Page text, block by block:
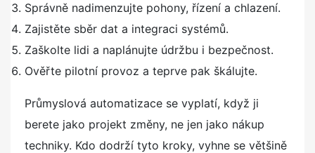
Správně nadimenzujte pohony, řízení a chlazení.
Zajistěte sběr dat a integraci systémů.
Zaškolte lidi a naplánujte údržbu i bezpečnost.
Ověřte pilotní provoz a teprve pak škálujte.
Průmyslová automatizace se vyplatí, když ji
berete jako projekt změny, ne jen jako nákup
techniky. Kdo dodrží tyto kroky, vyhne se většině